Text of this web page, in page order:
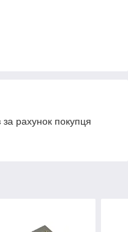
рахунок покупця